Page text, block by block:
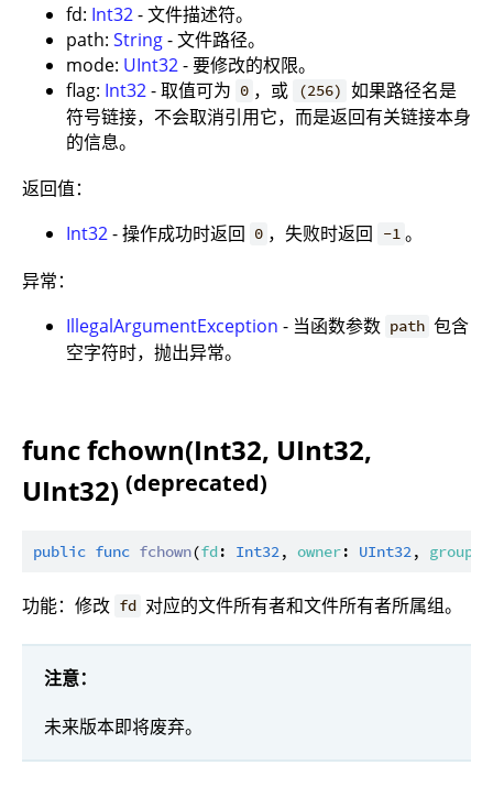
fd: Int32- 文件描述符。
path: String- 文件路径。
mode: UInt32- 要修改的权限。
flag: Int32- 取值可为 0 ，或 (256) 如果路径名是
符号链接，不会取消引用它，而是返回有关链接本身
的信息。
返回值：
Int32- 操作成功时返回 0 ，失败时返回 -1 。
异常：
IllegalArgumentException - 当函数参数 path 包含
空字符时，抛出异常。
func fchown(Int32, UInt32,
UInt32) (deprecated)
public func fchown(fd: Int32, owner: UInt32, group
功能：修改 fd 对应的文件所有者和文件所有者所属组。
注意：
未来版本即将废弃。